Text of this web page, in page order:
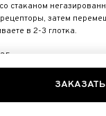
ЗАКАЗАТЬ
стаканом
затем
в 2-3 глотка.
мл